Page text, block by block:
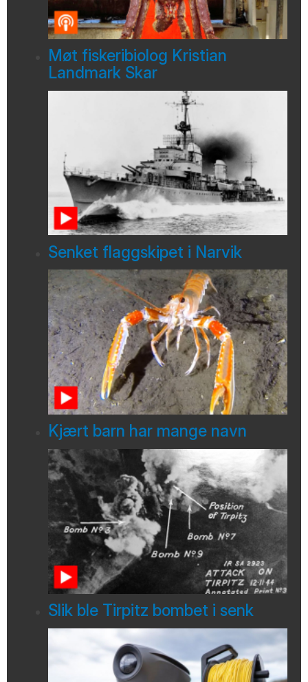
Møt fiskeribiolog Kristian
Landmark Skar
Senket flaggskipet i Narvik
Kjært barn har mange navn
Slik ble Tirpitz bombet i senk